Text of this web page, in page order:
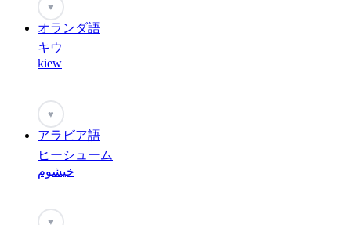
♥
オランダ語
キウ
kiew
♥
アラビア語
ヒーシューム
خيشوم
♥